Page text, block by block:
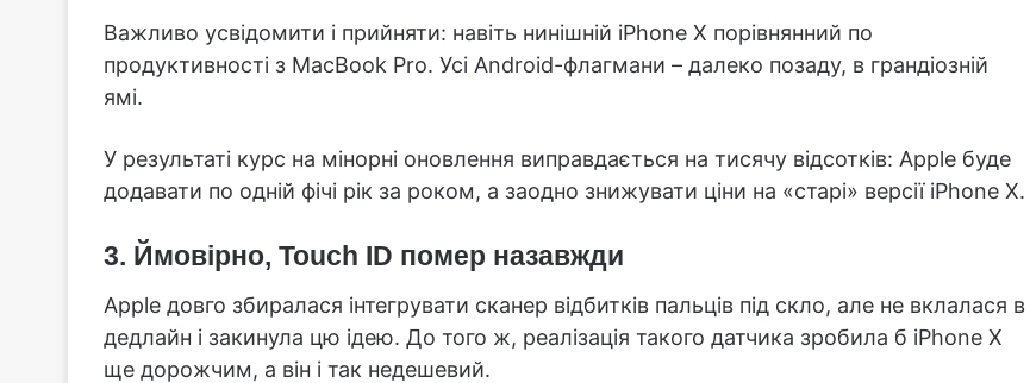
Важливо усвідомити і прийняти: навіть нинішній iPhone X порівнянний по
продуктивності з MacBook Pro. Усі Android-флагмани – далеко позаду, в грандіозній
ямі.
У результаті курс на мінорні оновлення виправдається на тисячу відсотків: Apple буде
додавати по одній фічі рік за роком, а заодно знижувати ціни на «старі» версії iPhone X.
3. Ймовірно, Touch ID помер назавжди
Apple довго збиралася інтегрувати сканер відбитків пальців під скло, але не вклалася в
дедлайн і закинула цю ідею. До того ж, реалізація такого датчика зробила б iPhone X
ще дорожчим, а він і так недешевий.